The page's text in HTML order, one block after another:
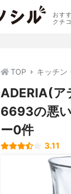
おす
クチ
TOP キッチン
ADERIA(ア
6693の悪
ー0件
3.11